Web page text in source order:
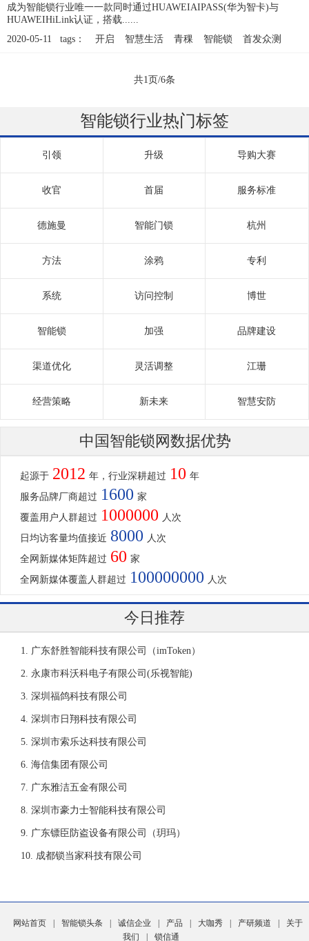
成为智能锁行业唯一一款同时通过HUAWEIAIPASS(华为智卡)与
HUAWEIHiLink认证，搭载......
2020-05-11 tags：
开启 智慧生活 青稞 智能锁 首发众测
共1页/6条
智能锁行业热门标签
引领 升级 导购大赛
收官 首届 服务标准
德施曼 智能门锁 杭州
方法 涂鸦 专利
系统 访问控制 博世
智能锁 加强 品牌建设
渠道优化 灵活调整 江珊
经营策略 新未来 智慧安防
中国智能锁网数据优势
起源于 2012 年，行业深耕超过 10 年
服务品牌厂商超过 1600 家
覆盖用户人群超过 1000000 人次
日均访客量均值接近 8000 人次
全网新媒体矩阵超过 60 家
全网新媒体覆盖人群超过 100000000 人次
今日推荐
广东舒胜智能科技有限公司（imToken）
永康市科沃科电子有限公司(乐视智能)
深圳福鸽科技有限公司
深圳市日翔科技有限公司
深圳市索乐达科技有限公司
海信集团有限公司
广东雅洁五金有限公司
深圳市豪力士智能科技有限公司
广东镖臣防盗设备有限公司（玥玛）
成都锁当家科技有限公司
网站首页 智能锁头条 诚信企业 产品 大咖秀 产研频道
关于
我们
锁信通